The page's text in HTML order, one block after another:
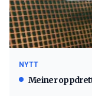
NYTT
Meiner